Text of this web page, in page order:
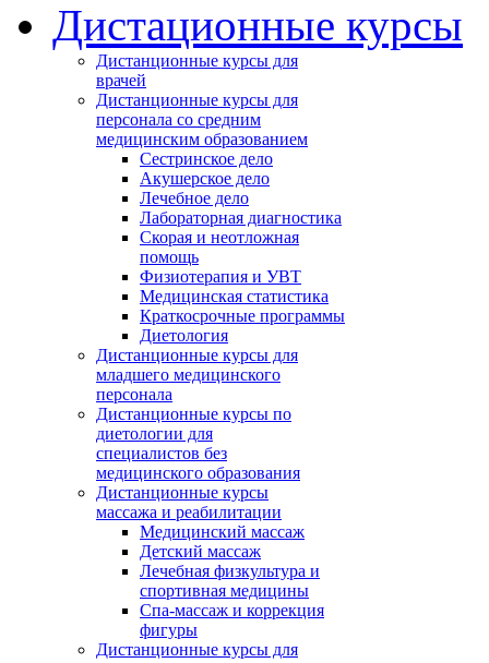
Дистационные курсы
Дистанционные курсы для
врачей
Дистанционные курсы для
персонала со средним
медицинским образованием
Сестринское дело
Акушерское дело
Лечебное дело
Лабораторная диагностика
Cкорая и неотложная
помощь
Физиотерапия и УВТ
Медицинская статистика
Краткосрочные программы
Диетология
Дистанционные курсы для
младшего медицинского
персонала
Дистанционные курсы по
диетологии для
специалистов без
медицинского образования
Дистанционные курсы
массажа и реабилитации
Медицинский массаж
Детский массаж
Лечебная физкультура и
спортивная медицины
Спа-массаж и коррекция
фигуры
Дистанционные курсы для